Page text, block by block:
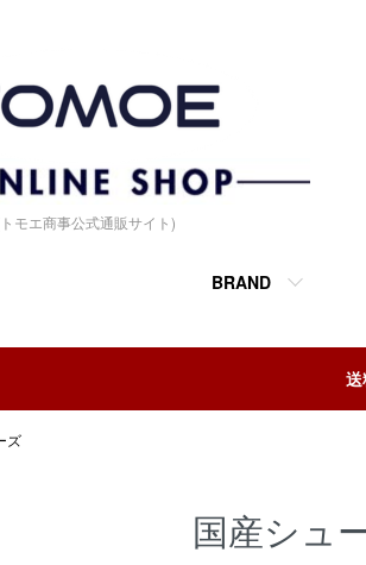
モエ商事公式通販サイト)
BRAND
ズ
国産シュ